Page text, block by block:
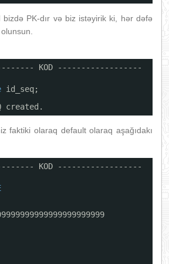
PK-dır və biz istəyirik ki, hər dəfə
KOD ------------------
id_seq;
created.
faktiki olaraq default olaraq aşağıdakı
KOD ------------------